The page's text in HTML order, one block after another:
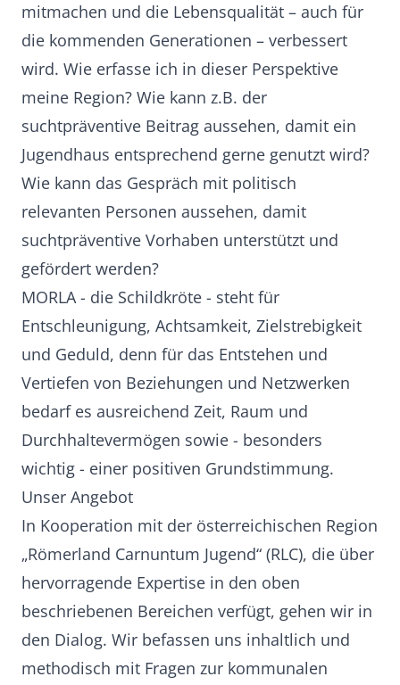
mitmachen und die Lebensqualität – auch für
die kommenden Generationen – verbessert
wird. Wie erfasse ich in dieser Perspektive
meine Region? Wie kann z.B. der
suchtpräventive Beitrag aussehen, damit ein
Jugendhaus entsprechend gerne genutzt wird?
Wie kann das Gespräch mit politisch
relevanten Personen aussehen, damit
suchtpräventive Vorhaben unterstützt und
gefördert werden?
MORLA - die Schildkröte - steht für
Entschleunigung, Achtsamkeit, Zielstrebigkeit
und Geduld, denn für das Entstehen und
Vertiefen von Beziehungen und Netzwerken
bedarf es ausreichend Zeit, Raum und
Durchhaltevermögen sowie - besonders
wichtig - einer positiven Grundstimmung.
Unser Angebot
In Kooperation mit der österreichischen Region
„Römerland Carnuntum Jugend“ (RLC), die über
hervorragende Expertise in den oben
beschriebenen Bereichen verfügt, gehen wir in
den Dialog. Wir befassen uns inhaltlich und
methodisch mit Fragen zur kommunalen